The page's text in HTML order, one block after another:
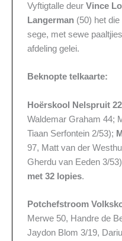
Vyftigtalle deur Vince
Langerman (50) het die
sege, met sewe
afdeling gelei.
Beknopte telkaarte:
Hoërskool Nelspruit
Waldemar Graham 44;
Tiaan Serfontein 2/53);
97, Matt van der
Gherdu van Eeden 3/
met 32 lopies.
Potchefstroom
Merwe 50, Handre de
Jaydon Blom 3/19,